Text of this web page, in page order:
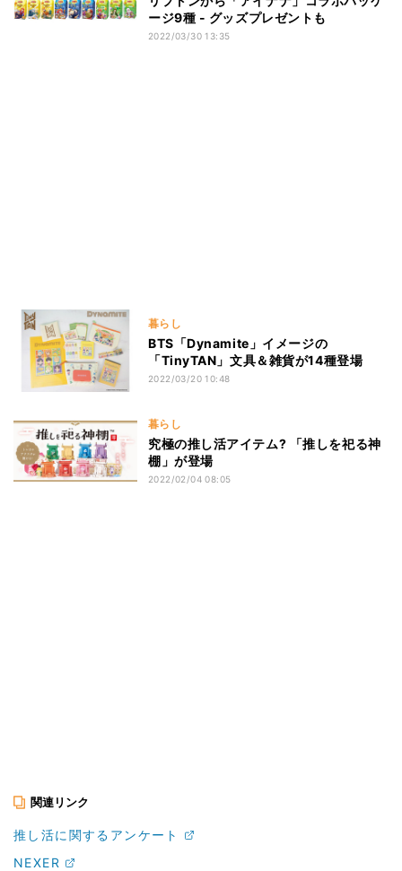
ージ9種 - グッズプレゼントも
2022/03/30 13:35
暮らし
BTS「Dynamite」イメージの
「TinyTAN」文具＆雑貨が14種登場
2022/03/20 10:48
暮らし
究極の推し活アイテム? 「推しを祀る神
棚」が登場
2022/02/04 08:05
関連リンク
推し活に関するアンケート
NEXER